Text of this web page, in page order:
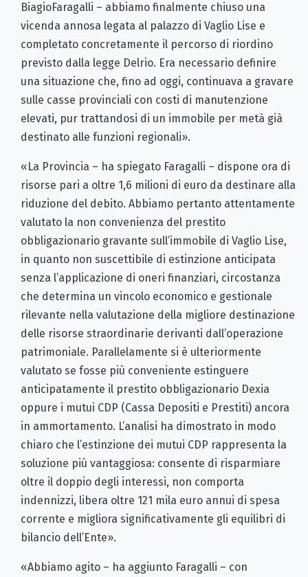
BiagioFaragalli – abbiamo finalmente chiuso una
vicenda annosa legata al palazzo di Vaglio Lise e
completato concretamente il percorso di riordino
previsto dalla legge Delrio. Era necessario definire
una situazione che, fino ad oggi, continuava a gravare
sulle casse provinciali con costi di manutenzione
elevati, pur trattandosi di un immobile per metà già
destinato alle funzioni regionali».
«La Provincia – ha spiegato Faragalli – dispone ora di
risorse pari a oltre 1,6 milioni di euro da destinare alla
riduzione del debito. Abbiamo pertanto attentamente
valutato la non convenienza del prestito
obbligazionario gravante sull’immobile di Vaglio Lise,
in quanto non suscettibile di estinzione anticipata
senza l’applicazione di oneri finanziari, circostanza
che determina un vincolo economico e gestionale
rilevante nella valutazione della migliore destinazione
delle risorse straordinarie derivanti dall’operazione
patrimoniale. Parallelamente si è ulteriormente
valutato se fosse più conveniente estinguere
anticipatamente il prestito obbligazionario Dexia
oppure i mutui CDP (Cassa Depositi e Prestiti) ancora
in ammortamento. L’analisi ha dimostrato in modo
chiaro che l’estinzione dei mutui CDP rappresenta la
soluzione più vantaggiosa: consente di risparmiare
oltre il doppio degli interessi, non comporta
indennizzi, libera oltre 121 mila euro annui di spesa
corrente e migliora significativamente gli equilibri di
bilancio dell’Ente».
«Abbiamo agito – ha aggiunto Faragalli – con